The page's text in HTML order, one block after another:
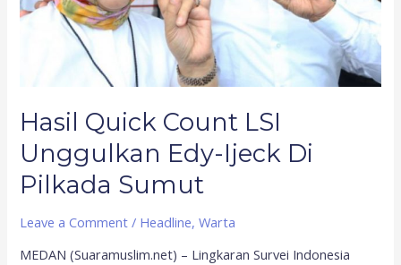
Hasil Quick Count LSI
Unggulkan Edy-Ijeck Di
Pilkada Sumut
Leave a Comment / Headline,Warta
MEDAN (Suaramuslim.net) – Lingkaran Survei Indonesia
Pilkada